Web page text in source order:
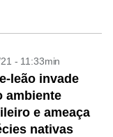
- 11:33min
leão invade
ambiente
e ameaça
nativas